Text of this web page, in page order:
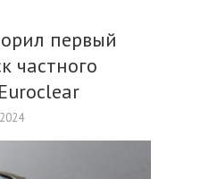
первый
частного